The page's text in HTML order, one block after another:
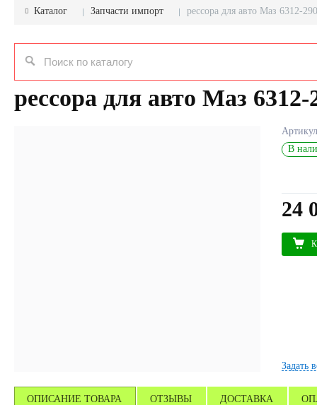
Каталог Запчасти импорт рессора для авто Маз 6312-
рессора для авто Маз
В
24
Задать
ОПИСАНИЕ ТОВАРА ОТЗЫВЫ ДОСТАВКА